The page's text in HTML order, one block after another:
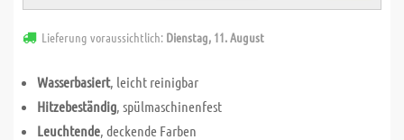
Lieferung voraussichtlich: Dienstag, 11. August
Wasserbasiert, leicht reinigbar
Hitzebeständig, spülmaschinenfest
Leuchtende, deckende Farben